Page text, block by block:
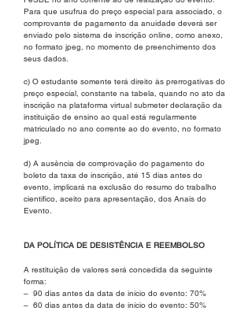
Para que usufrua do preço especial para associado, o
comprovante de pagamento da anuidade deverá ser
enviado pelo sistema de inscrição online, como anexo,
no formato jpeg, no momento de preenchimento dos
seus dados.
c) O estudante somente terá direito às prerrogativas do
preço especial, constante na tabela, quando no ato da
inscrição na plataforma virtual submeter declaração da
instituição de ensino ao qual está regularmente
matriculado no ano corrente ao do evento, no formato
jpeg.
d) A ausência de comprovação do pagamento do
boleto da taxa de inscrição, até 15 dias antes do
evento, implicará na exclusão do resumo do trabalho
cientifico, aceito para apresentação, dos Anais do
Evento.
DA POLÍTICA DE DESISTÊNCIA E REEMBOLSO
A restituição de valores será concedida da seguinte
forma:
– 90 dias antes da data de início do evento: 70%
– 60 dias antes da data de início do evento: 50%